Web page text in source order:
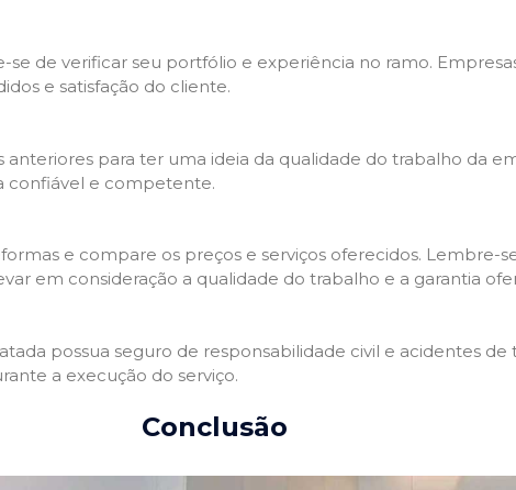
de verificar seu portfólio e experiência no ramo.
e satisfação do cliente.
para ter uma ideia da qualidade do trabalho da
confiável e competente.
e compare os preços e serviços oferecidos. Lembre-
em consideração a qualidade do trabalho e a garantia
possua seguro de responsabilidade civil e acidentes de
a execução do serviço.
Conclusão